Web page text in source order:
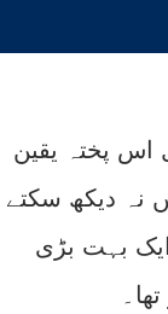
اس پختہ یقین
نہ دیکھ سکتے
بہت بڑی